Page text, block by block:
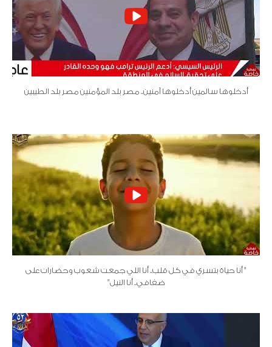
أدخلوها سالمين أدخلوها آمنين.. مصر بلد المؤمنين مصر بلد الطيبين
" أنا حياة بتسري في كل قلب.. أنا اللي جمعت شعوب وحضارات على
ضفافي.. أنا النيل"